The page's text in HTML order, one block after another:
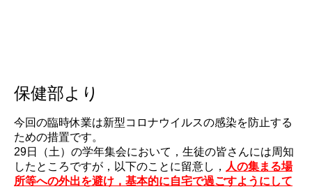
保健部より
今回の臨時休業は新型コロナウイルスの感染を防止する
ための措置です。
29日（土）の学年集会において，生徒の皆さんには周知
したところですが，以下のことに留意し， 人の集まる場
所等への外出を避け，基本的に自宅で過ごすようにして